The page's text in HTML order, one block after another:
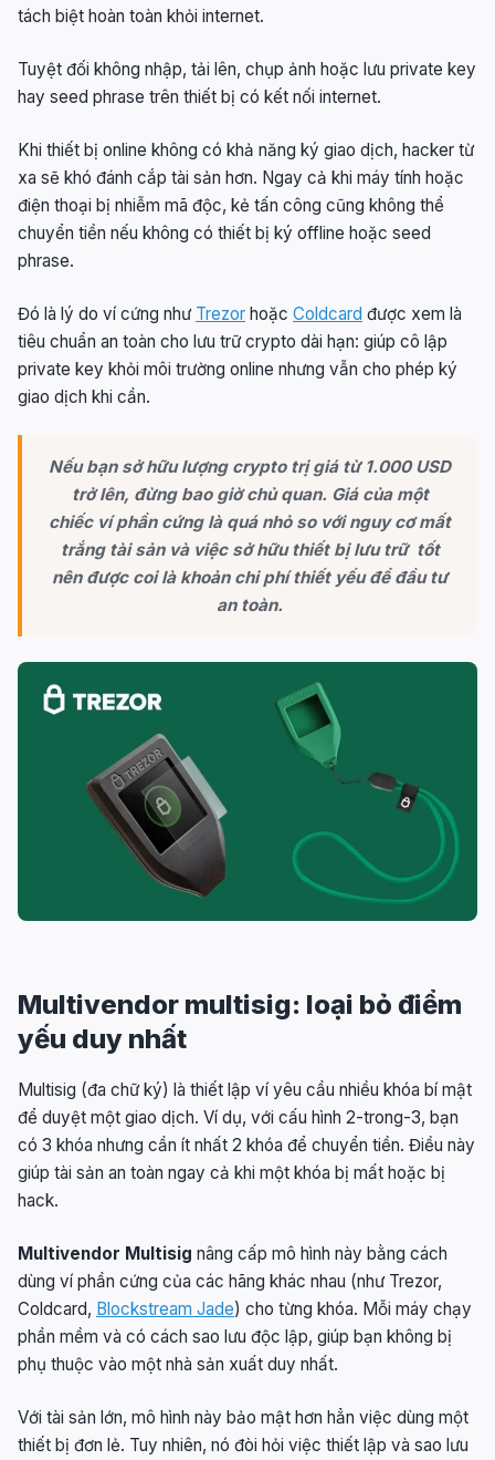
tách biệt hoàn toàn khỏi internet.
Tuyệt đối không nhập, tải lên, chụp ảnh hoặc lưu private key
hay seed phrase trên thiết bị có kết nối internet.
Khi thiết bị online không có khả năng ký giao dịch, hacker từ
xa sẽ khó đánh cắp tài sản hơn. Ngay cả khi máy tính hoặc
điện thoại bị nhiễm mã độc, kẻ tấn công cũng không thể
chuyển tiền nếu không có thiết bị ký offline hoặc seed
phrase.
Đó là lý do ví cứng như Trezor hoặc Coldcard được xem là
tiêu chuẩn an toàn cho lưu trữ crypto dài hạn: giúp cô lập
private key khỏi môi trường online nhưng vẫn cho phép ký
giao dịch khi cần.
Nếu bạn sở hữu lượng crypto trị giá từ 1.000 USD
trở lên, đừng bao giờ chủ quan. Giá của một
chiếc ví phần cứng là quá nhỏ so với nguy cơ mất
trắng tài sản và việc sở hữu thiết bị lưu trữ tốt
nên được coi là khoản chi phí thiết yếu để đầu tư
an toàn.
Multivendor multisig: loại bỏ điểm
yếu duy nhất
Multisig (đa chữ ký) là thiết lập ví yêu cầu nhiều khóa bí mật
để duyệt một giao dịch. Ví dụ, với cấu hình 2-trong-3, bạn
có 3 khóa nhưng cần ít nhất 2 khóa để chuyển tiền. Điều này
giúp tài sản an toàn ngay cả khi một khóa bị mất hoặc bị
hack.
Multivendor Multisig nâng cấp mô hình này bằng cách
dùng ví phần cứng của các hãng khác nhau (như Trezor,
Coldcard, Blockstream Jade) cho từng khóa. Mỗi máy chạy
phần mềm và có cách sao lưu độc lập, giúp bạn không bị
phụ thuộc vào một nhà sản xuất duy nhất.
Với tài sản lớn, mô hình này bảo mật hơn hẳn việc dùng một
thiết bị đơn lẻ. Tuy nhiên, nó đòi hỏi việc thiết lập và sao lưu